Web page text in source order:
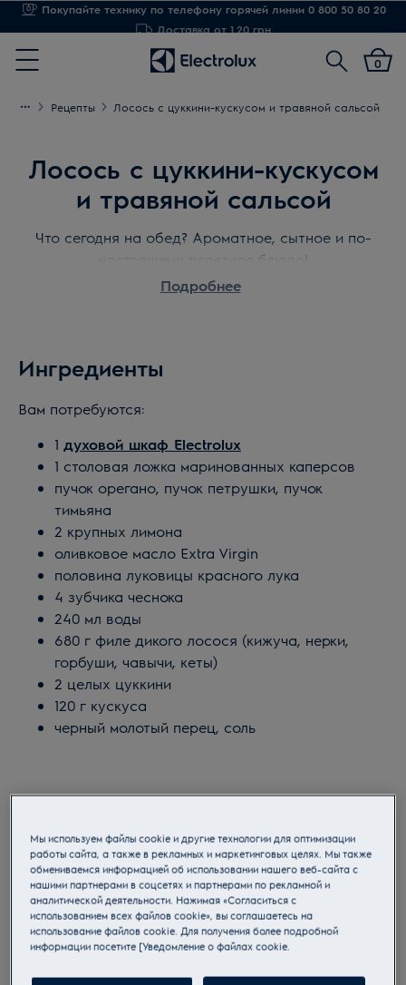
Доставка от 1,20 грн
Menu
Поиск 0
Рецепты Лосось с цуккини-кускусом и травяной сальсой
Лосось с цуккини-кускусом
и травяной сальсой
Что сегодня на обед? Ароматное, сытное и по-
настоящему полезное блюдо!
Да! Мы по-прежнему настаиваем, полезная еда
сердце и сосуды остаются здоровыми.
филе лосося. И уж тем более, если он
Подробнее
Ингредиенты
Вам потребуются:
1 духовой шкаф Electrolux
1 столовая ложка маринованных каперсов
пучок орегано, пучок петрушки, пучок
тимьяна
2 крупных лимона
оливковое масло Extra Virgin
половина луковицы красного лука
4 зубчика чеснока
240 мл воды
680 г филе дикого лосося (кижуча, нерки,
горбуши, чавычи, кеты)
2 целых цуккини
120 г кускуса
черный молотый перец, соль
Приготовление
Мы используем файлы cookie и другие технологии для оптимизации
работы сайта, а также в рекламных и маркетинговых целях. Мы также
обмениваемся информацией об использовании нашего веб-сайта с
нашими партнерами в соцсетях и партнерами по рекламной и
аналитической деятельности. Нажимая «Согласиться с
использованием всех файлов cookie», вы соглашаетесь на
использование файлов cookie. Для получения более подробной
информации посетите [Уведомление о файлах cookie.